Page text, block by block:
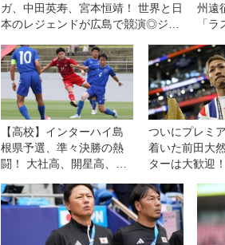
ガ、中田英寿、宮本恒靖！ 世界と日
本のレジェンドが広島で競演◎ジー
州遠
「
【高校】インターハイ島
根県予選、準々決勝の熱
闘！ 大社高、開星高、立
ベスト4
ついにプレミ
着いた前田大
ターは大歓迎
献身でイプス
残留をもたら
通信】